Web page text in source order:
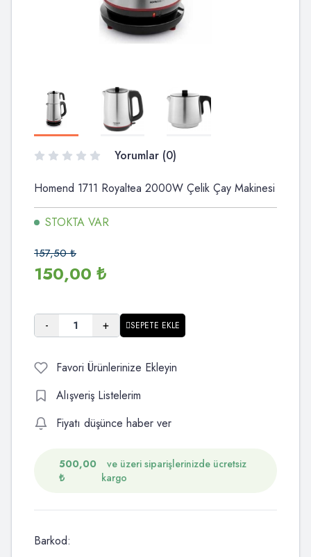
Yorumlar (0)
Homend 1711 Royaltea 2000W Çelik Çay Makinesi
STOKTA VAR
157,50₺
150,00 ₺
- + SEPETE EKLE
Favori Ürünlerinize Ekleyin
Alışveriş Listelerim
Fiyatı düşünce haber ver
500,00
₺
ve üzeri siparişlerinizde ücretsiz
kargo
Barkod: